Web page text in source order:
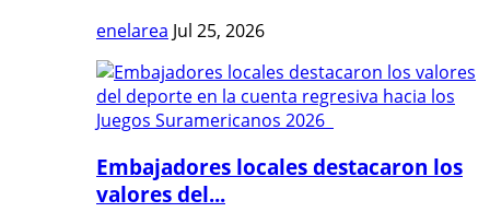
enelarea Jul 25, 2026
Embajadores locales destacaron los
valores del...